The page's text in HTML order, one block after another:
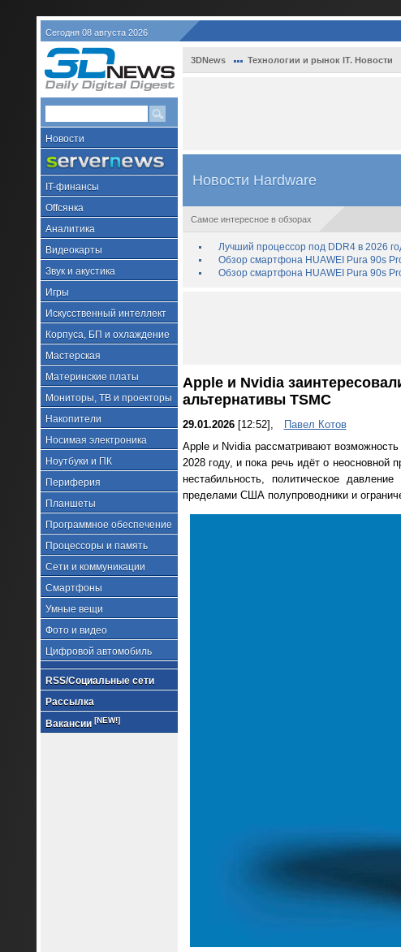
Сегодня 08 августа 2026
Новости
IT-финансы
Offсянка
Аналитика
Видеокарты
Звук и акустика
Игры
Искусственный интеллект
Корпуса, БП и охлаждение
Мастерская
Материнские платы
Мониторы, ТВ и проекторы
Накопители
Носимая электроника
Ноутбуки и ПК
Периферия
Планшеты
Программное обеспечение
Процессоры и память
Сети и коммуникации
Смартфоны
Умные вещи
Фото и видео
Цифровой автомобиль
RSS/Социальные сети
Рассылка
Вакансии [NEW!]
3DNews Технологии и рынок IT. Новости
Новости Hardware
Самое интересное в обзорах
Лучший процессор под DDR4 в 2026
Обзор смартфона HUAWEI Pura 90s
Обзор смартфона HUAWEI Pura 90s
Apple и Nvidia
альтернативы TSMC
29.01.2026[12:52],
Павел Котов
Apple и Nvidia рассматривают
2028 году, и пока речь идёт о неосновной
нестабильность, политическое
пределами США полупроводники и